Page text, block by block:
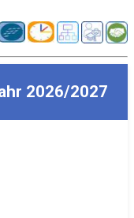
2026/2027